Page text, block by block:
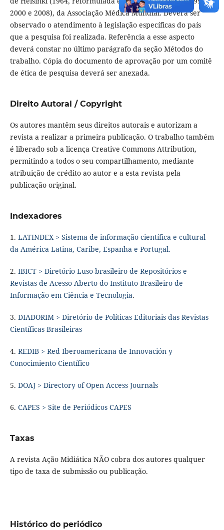
2000 e 2008), da Associação Médica Mundial. Deverá ser
observado o atendimento à legislação específicas do país
que a pesquisa foi realizada. Referência a esse aspecto
deverá constar no último parágrafo da seção Métodos do
trabalho. Cópia do documento de aprovação por um comitê
de ética de pesquisa deverá ser anexada.
Direito Autoral / Copyright
Os autores mantêm seus direitos autorais e autorizam a
revista a realizar a primeira publicação. O trabalho também
é liberado sob a licença Creative Commons Attribution,
permitindo a todos o seu compartilhamento, mediante
atribuição de crédito ao autor e a esta revista pela
publicação original.
Indexadores
1. LATINDEX > Sistema de informação científica e cultural
da América Latina, Caribe, Espanha e Portugal.
2. IBICT > Diretório Luso-brasileiro de Repositórios e
Revistas de Acesso Aberto do Instituto Brasileiro de
Informação em Ciência e Tecnologia.
3. DIADORIM > Diretório de Políticas Editoriais das Revistas
Científicas Brasileiras
4. REDIB > Red Iberoamericana de Innovación y
Conocimiento Científico
5. DOAJ > Directory of Open Access Journals
6. CAPES > Site de Periódicos CAPES
Taxas
A revista Ação Midiática NÃO cobra dos autores qualquer
tipo de taxa de submissão ou publicação.
Histórico do periódico